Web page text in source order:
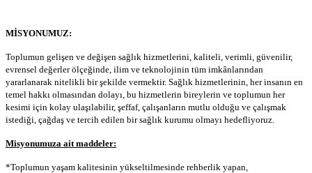
MİSYONUMUZ:
Toplumun gelişen ve değişen sağlık hizmetlerini, kaliteli, verimli, güvenilir,
evrensel değerler ölçeğinde, ilim ve teknolojinin tüm imkânlarından
yararlanarak nitelikli bir şekilde vermektir. Sağlık hizmetlerinin, her insanın en
temel hakkı olmasından dolayı, bu hizmetlerin bireylerin ve toplumun her
kesimi için kolay ulaşılabilir, şeffaf, çalışanların mutlu olduğu ve çalışmak
istediği, çağdaş ve tercih edilen bir sağlık kurumu olmayı hedefliyoruz.
Misyonumuza ait maddeler:
*Toplumun yaşam kalitesinin yükseltilmesinde rehberlik yapan,